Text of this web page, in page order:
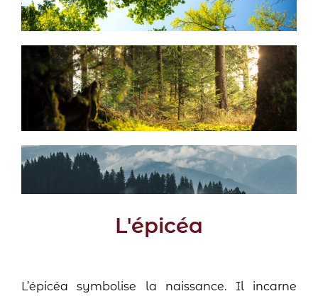
L'épicéa
L’épicéa symbolise la naissance. Il incarne